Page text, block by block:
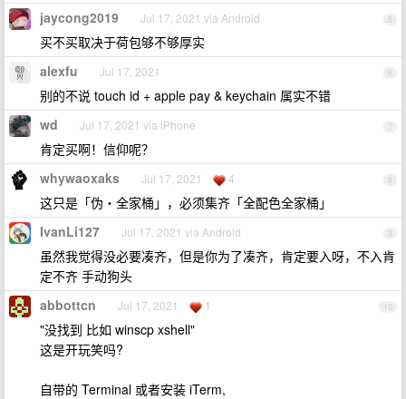
5
jaycong2019 Jul 17, 2021 via Android
买不买取决于荷包够不够厚实
6
alexfu Jul 17, 2021
别的不说 touch id + apple pay & keychain 属实不错
7
wd Jul 17, 2021 via iPhone
肯定买啊！信仰呢？
8
whywaoxaks Jul 17, 2021 4
这只是「伪・全家桶」，必须集齐「全配色全家桶」
9
IvanLi127 Jul 17, 2021 via Android
虽然我觉得没必要凑齐，但是你为了凑齐，肯定要入呀，不入肯
定不齐 手动狗头
10
abbottcn Jul 17, 2021 1
"没找到 比如 winscp xshell"
这是开玩笑吗?
自带的 Terminal 或者安装 iTerm,